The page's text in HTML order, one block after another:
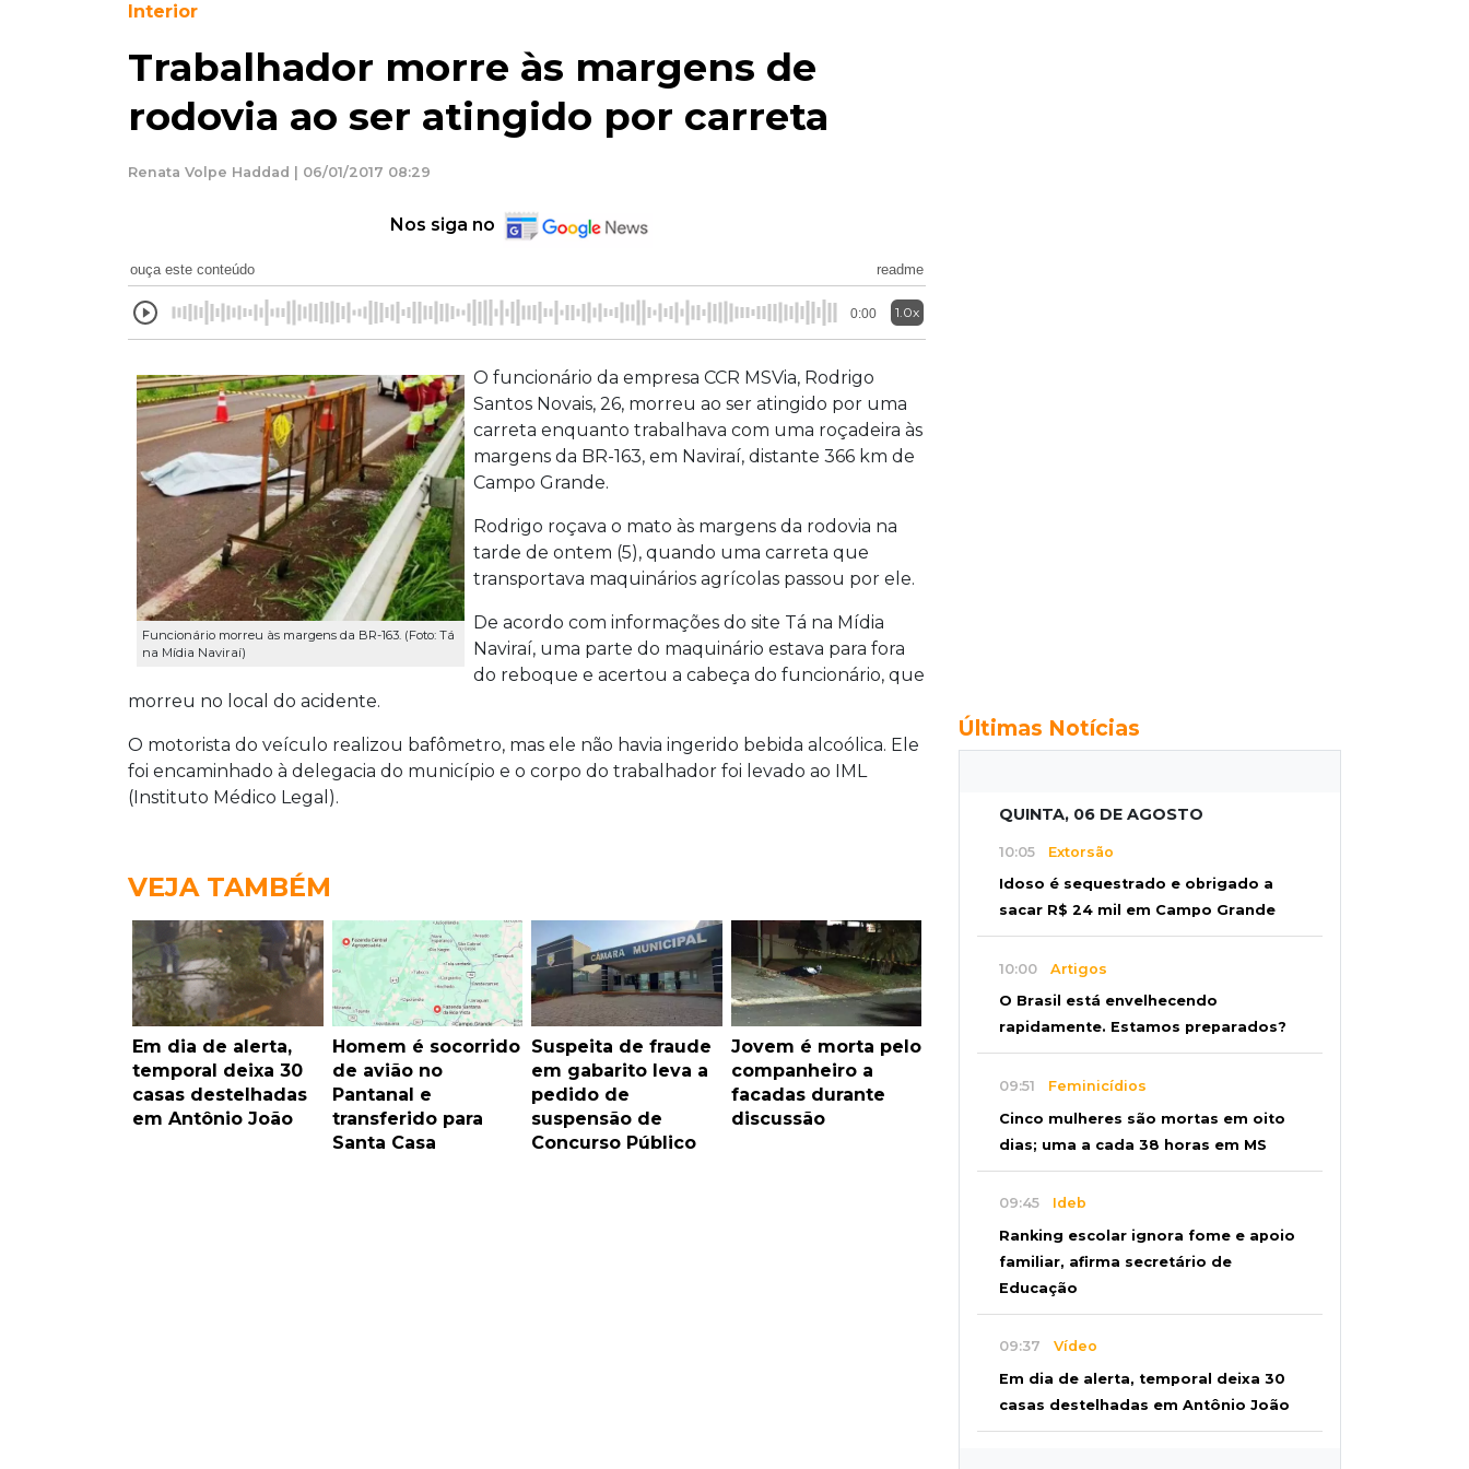
Interior
Trabalhador morre às margens de
rodovia ao ser atingido por carreta
Renata Volpe Haddad | 06/01/2017 08:29
Nos siga no
ouça este conteúdo readme
0:00 1.0x
Funcionário morreu às margens da BR-163. (Foto: Tá
na Mídia Naviraí)
O funcionário da empresa CCR MSVia, Rodrigo
Santos Novais, 26, morreu ao ser atingido por uma
carreta enquanto trabalhava com uma roçadeira às
margens da BR-163, em Naviraí, distante 366 km de
Campo Grande.
Rodrigo roçava o mato às margens da rodovia na
tarde de ontem (5), quando uma carreta que
transportava maquinários agrícolas passou por ele.
De acordo com informações do site Tá na Mídia
Naviraí, uma parte do maquinário estava para fora
do reboque e acertou a cabeça do funcionário, que
morreu no local do acidente.
O motorista do veículo realizou bafômetro, mas ele não havia ingerido bebida alcoólica. Ele
foi encaminhado à delegacia do município e o corpo do trabalhador foi levado ao IML
(Instituto Médico Legal).
VEJA TAMBÉM
Em dia de alerta,
temporal deixa 30
casas destelhadas
em Antônio João
Homem é socorrido
de avião no
Pantanal e
transferido para
Santa Casa
Suspeita de fraude
em gabarito leva a
pedido de
suspensão de
Concurso Público
Jovem é morta pelo
companheiro a
facadas durante
discussão
Últimas Notícias
QUINTA, 06 DE AGOSTO
10:05 Extorsão
Idoso é sequestrado e obrigado a
sacar R$ 24 mil em Campo Grande
10:00 Artigos
O Brasil está envelhecendo
rapidamente. Estamos preparados?
09:51 Feminicídios
Cinco mulheres são mortas em oito
dias; uma a cada 38 horas em MS
09:45 Ideb
Ranking escolar ignora fome e apoio
familiar, afirma secretário de
Educação
09:37 Vídeo
Em dia de alerta, temporal deixa 30
casas destelhadas em Antônio João